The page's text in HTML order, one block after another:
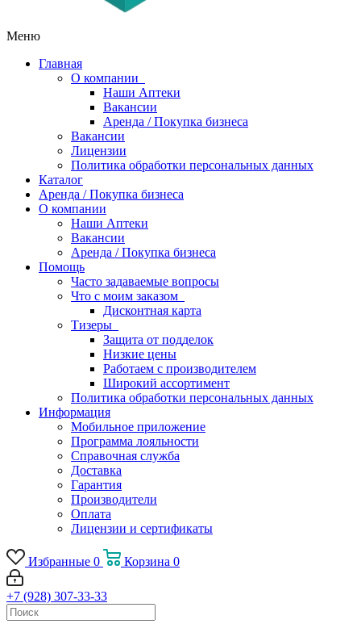
Меню
Главная
О компании
Наши Аптеки
Вакансии
Аренда / Покупка бизнеса
Вакансии
Лицензии
Политика обработки персональных данных
Каталог
Аренда / Покупка бизнеса
О компании
Наши Аптеки
Вакансии
Аренда / Покупка бизнеса
Помощь
Часто задаваемые вопросы
Что с моим заказом
Дисконтная карта
Тизеры
Защита от подделок
Низкие цены
Работаем с производителем
Широкий ассортимент
Политика обработки персональных данных
Информация
Мобильное приложение
Программа лояльности
Справочная служба
Доставка
Гарантия
Производители
Оплата
Лицензии и сертификаты
Избранные 0 Корзина 0
+7 (928) 307-33-33